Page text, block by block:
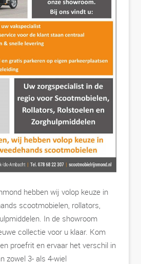
hebben wij volop keuze in
scootmobielen, rollators,
In de showroom
collectie voor u klaar. Kom
proefrit en ervaar het verschil in
zowel 3- als 4-wiel